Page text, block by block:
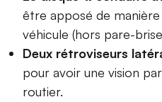
être apposé de manière
véhicule (hors pare-
Deux rétroviseurs
pour avoir une vision
routier.